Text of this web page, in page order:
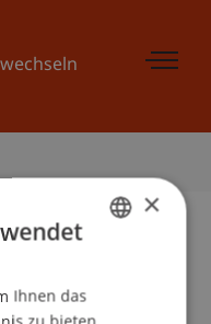
«Die
×
Ihnen das